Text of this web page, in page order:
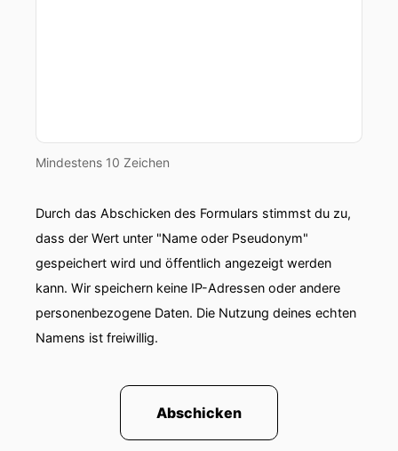
Mindestens 10 Zeichen
Durch das Abschicken des Formulars stimmst du zu,
dass der Wert unter "Name oder Pseudonym"
gespeichert wird und öffentlich angezeigt werden
kann. Wir speichern keine IP-Adressen oder andere
personenbezogene Daten. Die Nutzung deines echten
Namens ist freiwillig.
Abschicken